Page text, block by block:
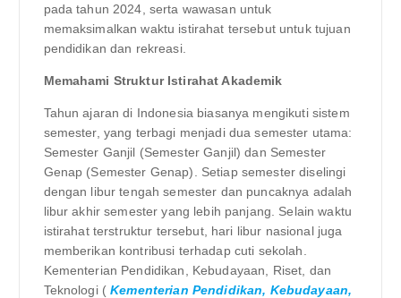
pada tahun 2024, serta wawasan untuk
memaksimalkan waktu istirahat tersebut untuk tujuan
pendidikan dan rekreasi.
Memahami Struktur Istirahat Akademik
Tahun ajaran di Indonesia biasanya mengikuti sistem
semester, yang terbagi menjadi dua semester utama:
Semester Ganjil (Semester Ganjil) dan Semester
Genap (Semester Genap). Setiap semester diselingi
dengan libur tengah semester dan puncaknya adalah
libur akhir semester yang lebih panjang. Selain waktu
istirahat terstruktur tersebut, hari libur nasional juga
memberikan kontribusi terhadap cuti sekolah.
Kementerian Pendidikan, Kebudayaan, Riset, dan
Teknologi (Kementerian Pendidikan, Kebudayaan,